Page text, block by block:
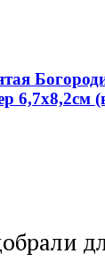
6,7х8,2см